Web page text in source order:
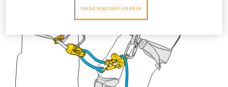
Impostazioni cookie